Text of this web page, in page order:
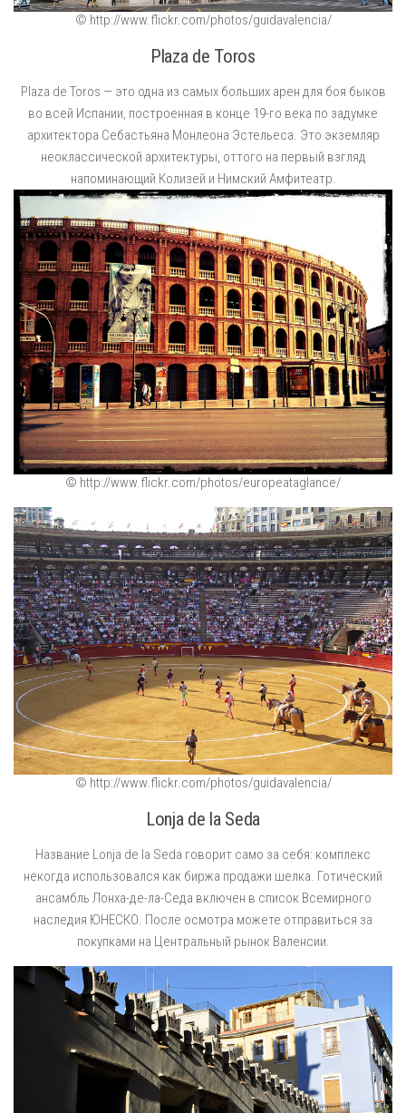
© http://www.flickr.com/photos/guidavalencia/
Plaza de Toros
Plaza de Toros — это одна из самых больших арен для боя быков
во всей Испании, построенная в конце 19-го века по задумке
архитектора Себастьяна Монлеона Эстельеса. Это экземляр
неоклассической архитектуры, оттого на первый взгляд
напоминающий Колизей и Нимский Амфитеатр.
© http://www.flickr.com/photos/europeataglance/
© http://www.flickr.com/photos/guidavalencia/
Lonja de la Seda
Название Lonja de la Seda говорит само за себя: комплекс
некогда использовался как биржа продажи шелка. Готический
ансамбль Лонха-де-ла-Седа включен в список Всемирного
наследия ЮНЕСКО. После осмотра можете отправиться за
покупками на Центральный рынок Валенсии.